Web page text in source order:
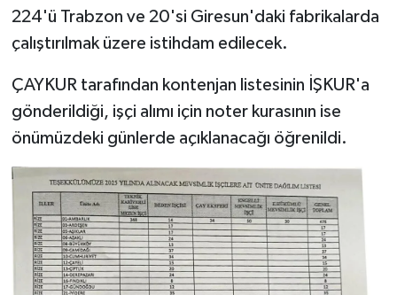
224'ü Trabzon ve 20'si Giresun'daki fabrikalarda
çalıştırılmak üzere istihdam edilecek.
ÇAYKUR tarafından kontenjan listesinin İŞKUR'a
gönderildiği, işçi alımı için noter kurasının ise
önümüzdeki günlerde açıklanacağı öğrenildi.